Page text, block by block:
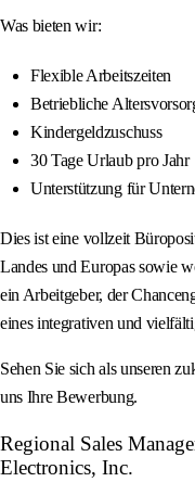
Was bieten wir:
Flexible Arbeitszeiten
Betriebliche
Kindergeldzuschuss
30 Tage Urlaub pro Jahr
Unterstützung für
Dies ist eine vollzeit
Landes und Europas sowie
ein Arbeitgeber, der
eines integrativen und
Sehen Sie sich als unseren
uns Ihre Bewerbung.
Regional Sales
Electronics, Inc.